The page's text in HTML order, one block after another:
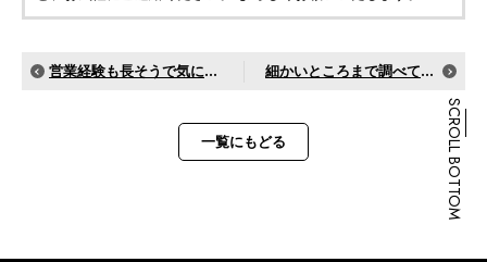
営業経験も長そうで気になるようなことはありません 細かいところまで調べてくれてすばらしいスタッフさんでした
一覧にもどる SCROLL BOTTOM